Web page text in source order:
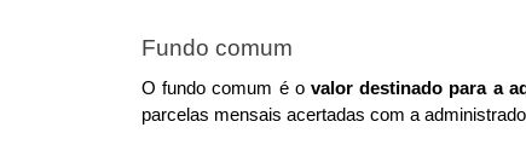
Fundo comum
O fundo comum é o valor destinado para a
parcelas mensais acertadas com a